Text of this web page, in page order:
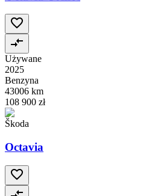
Używane
2025
Benzyna
43006 km
108 900 zł
Škoda
Octavia